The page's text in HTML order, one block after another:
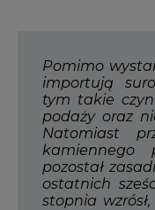
Pomimo
importują
tym takie
podaży oraz
Natomiast
kamiennego
pozostał
ostatnich
stopnia